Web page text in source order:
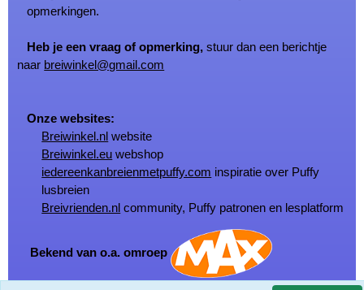
opmerkingen.
Heb je een vraag of opmerking, stuur dan een berichtje
naar breiwinkel@gmail.com
Onze websites:
Breiwinkel.nl website
Breiwinkel.eu webshop
iedereenkanbreienmetpuffy.com inspiratie over Puffy
lusbreien
Breivrienden.nl community, Puffy patronen en lesplatform
Bekend van o.a. omroep